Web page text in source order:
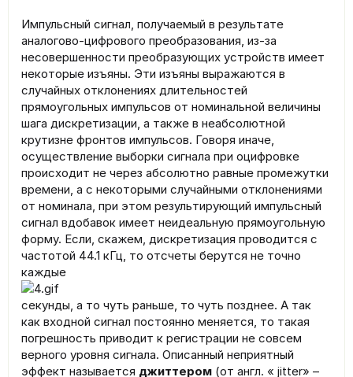
Импульсный сигнал, получаемый в результате
аналогово-цифрового преобразования, из-за
несовершенности преобразующих устройств имеет
некоторые изъяны. Эти изъяны выражаются в
случайных отклонениях длительностей
прямоугольных импульсов от номинальной величины
шага дискретизации, а также в неабсолютной
крутизне фронтов импульсов. Говоря иначе,
осуществление выборки сигнала при оцифровке
происходит не через абсолютно равные промежутки
времени, а с некоторыми случайными отклонениями
от номинала, при этом результирующий импульсный
сигнал вдобавок имеет неидеальную прямоугольную
форму. Если, скажем, дискретизация проводится с
частотой 44.1 кГц, то отсчеты берутся не точно
каждые
секунды, а то чуть раньше, то чуть позднее. А так
как входной сигнал постоянно меняется, то такая
погрешность приводит к регистрации не совсем
верного уровня сигнала. Описанный неприятный
эффект называется джиттером (от англ. « jitter» –